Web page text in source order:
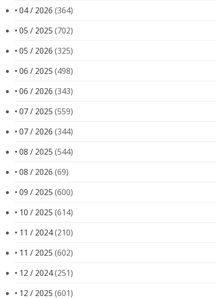
• 04 / 2026 (364)
• 05 / 2025 (702)
• 05 / 2026 (325)
• 06 / 2025 (498)
• 06 / 2026 (343)
• 07 / 2025 (559)
• 07 / 2026 (344)
• 08 / 2025 (544)
• 08 / 2026 (69)
• 09 / 2025 (600)
• 10 / 2025 (614)
• 11 / 2024(210)
• 11 / 2025 (602)
• 12 / 2024(251)
• 12 / 2025 (601)